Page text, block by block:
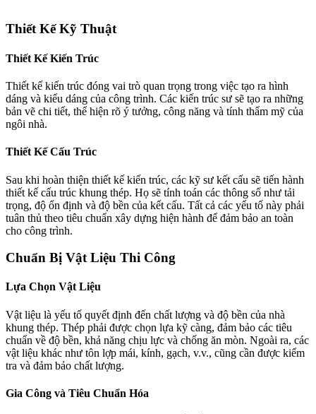
Thiết Kế Kỹ Thuật
Thiết Kế Kiến Trúc
Thiết kế kiến trúc đóng vai trò quan trọng trong việc tạo ra hình
dáng và kiểu dáng của công trình. Các kiến trúc sư sẽ tạo ra những
bản vẽ chi tiết, thể hiện rõ ý tưởng, công năng và tính thẩm mỹ của
ngôi nhà.
Thiết Kế Cấu Trúc
Sau khi hoàn thiện thiết kế kiến trúc, các kỹ sư kết cấu sẽ tiến hành
thiết kế cấu trúc khung thép. Họ sẽ tính toán các thông số như tải
trọng, độ ổn định và độ bền của kết cấu. Tất cả các yếu tố này phải
tuân thủ theo tiêu chuẩn xây dựng hiện hành để đảm bảo an toàn
cho công trình.
Chuẩn Bị Vật Liệu Thi Công
Lựa Chọn Vật Liệu
Vật liệu là yếu tố quyết định đến chất lượng và độ bền của nhà
khung thép. Thép phải được chọn lựa kỹ càng, đảm bảo các tiêu
chuẩn về độ bền, khả năng chịu lực và chống ăn mòn. Ngoài ra, các
vật liệu khác như tôn lợp mái, kính, gạch, v.v., cũng cần được kiểm
tra và đảm bảo chất lượng.
Gia Công và Tiêu Chuẩn Hóa